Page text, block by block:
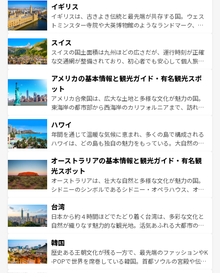
香り高いラベンダー畑など、多彩な楽しみ方が可能だ。さ
らに、パリ以外の地域にも魅力が溢れており、どの街角に
も豊かな歴史と文化が息づいている。パリ以外の個性あふ
を参照してほしい。
顔を持つこの国は、どこを歩いても飽きることがない。ベ
ルリンの文化的活気、バイエルン州のアルプスの絶景、そ
してライン川沿いのワイン畑といった風景は必見。ビール
は、お酒好きな人にはぜひ体験してほしい。 なお、新着の
ドイツ情報はコンテンツ一覧を参照してほしい。
イギリス
イギリスは、古きよき伝統と最先端が共存する国。ウェス
トミンスター寺院や大英博物館のようなランドマーク、歴
リアごとに異なる魅力がある。また、優雅なアフタヌーン
ティー、ビール好きにはたまらない英国パブ、サッカー観
戦など、本場だからこそできる体験も豊富。イギリスを旅
ンツ一覧を参照してほしい。
スイス
スイスの国土面積は九州ほどの広さだが、運行時刻が正確
な交通網が整備されており、初心者でも安心して個人旅行
の建物がそのまま残る町や、スイスならではのユニークな
博物館もあり、アルプス観光だけでなく町歩きも満喫する
ことができる。国民の所得が高いため物価も高いが、旅行
者向けの交通パス提供のサービスもあり、うまく活用すれ
着のスイス情報は
アメリカの基本情報と観光ガイド・有名観光スポ
ット
アメリカ合衆国は、広大な土地と多様な文化が魅力の国。
東海岸の都市部から西海岸のカリフォルニアまで、訪れる
のような巨大都市は、観光、ショッピング、エンターテイ
ンメントが詰まった刺激的なスポットだ。一方、アメリカ
西部には大自然が広がり、グランドキャニオンやイエロー
部のニューオーリンズでは、音楽と美食が融合した独特の
文化が魅力。旅行者はアメリカの各地域で異なる魅力を楽
しみながら、その多様性と豊かな歴史を感じることができ
るだろう。車でのロードトリップや列車の旅も、アメリカ
情報は
ハワイ
年間を通じて温暖な気候に恵まれ、多くの島で構成される
ハワイは、どの島も独自の魅力をもっている。大自然の神
ワイ島は見逃せない。また、定番の観光地といえばオアフ
島だが、静かな自然を求めるならマウイ島やカウアイ島が
おすすめ。エメラルドグリーンに輝く海をはじめ、豊かな
文化や歴史が息づいている。「アロハスピリット」と呼ば
人々、おいしいローカルフードやハワイアンミュージッ
ク、伝統的なフラダンスなど、すべてがハワイの魅力を彩
っている。訪れるたびに新しい発見と感動が待っているハ
はコンテンツ一覧
オーストラリアの基本情報と観光ガイド・有名観
光スポット
オーストラリアは、壮大な自然と多様な文化が魅力の国。
シドニーのシンボルであるシドニー・オペラハウス、オー
リアリーフや大陸中央部にそびえるウルル（エアーズロッ
ク）、タスマニアの美しい原生林やケアンズの熱帯雨林な
ど、見どころがたくさん。また、カフェやワイン、オージ
いる。アクティビティも充実しており、サーフィンやダイ
ビング、ハイキングなど、アウトドア好きにはたまらな
い。オーストラリアの多彩な魅力を存分に味わいつくそ
台湾
日本から約４時間ほどでたどり着く台湾は、多彩な文化と
自然が織りなす魅力的な観光地。活気あふれる大都市の台
ン）、静ひつな山岳地帯である台湾東部など、都市の喧騒
と山間の静けさが共存しており、訪れる人に新しい発見と
驚きをもたらしてくれる。また、奥深い台湾の食文化も魅
韓国
歴史ある王朝文化が残る一方で、最先端のファッションやK
-POPで世界を席巻している韓国。首都ソウルの宮殿や伝統